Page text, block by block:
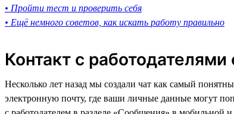
• Пройти тест и проверить себя
• Ещё немного советов, как искать работу правильно
Контакт с
Несколько лет назад мы создали чат как самый
электронную почту, где ваши личные данные могут